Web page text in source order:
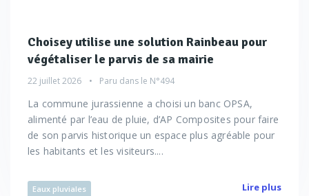
Choisey utilise une solution Rainbeau pour
végétaliser le parvis de sa mairie
22 juillet 2026 Paru dans le N°494
La commune jurassienne a choisi un banc OPSA,
alimenté par l’eau de pluie, d’AP Composites pour faire
de son parvis historique un espace plus agréable pour
les habitants et les visiteurs....
Eaux pluviales Lire plus